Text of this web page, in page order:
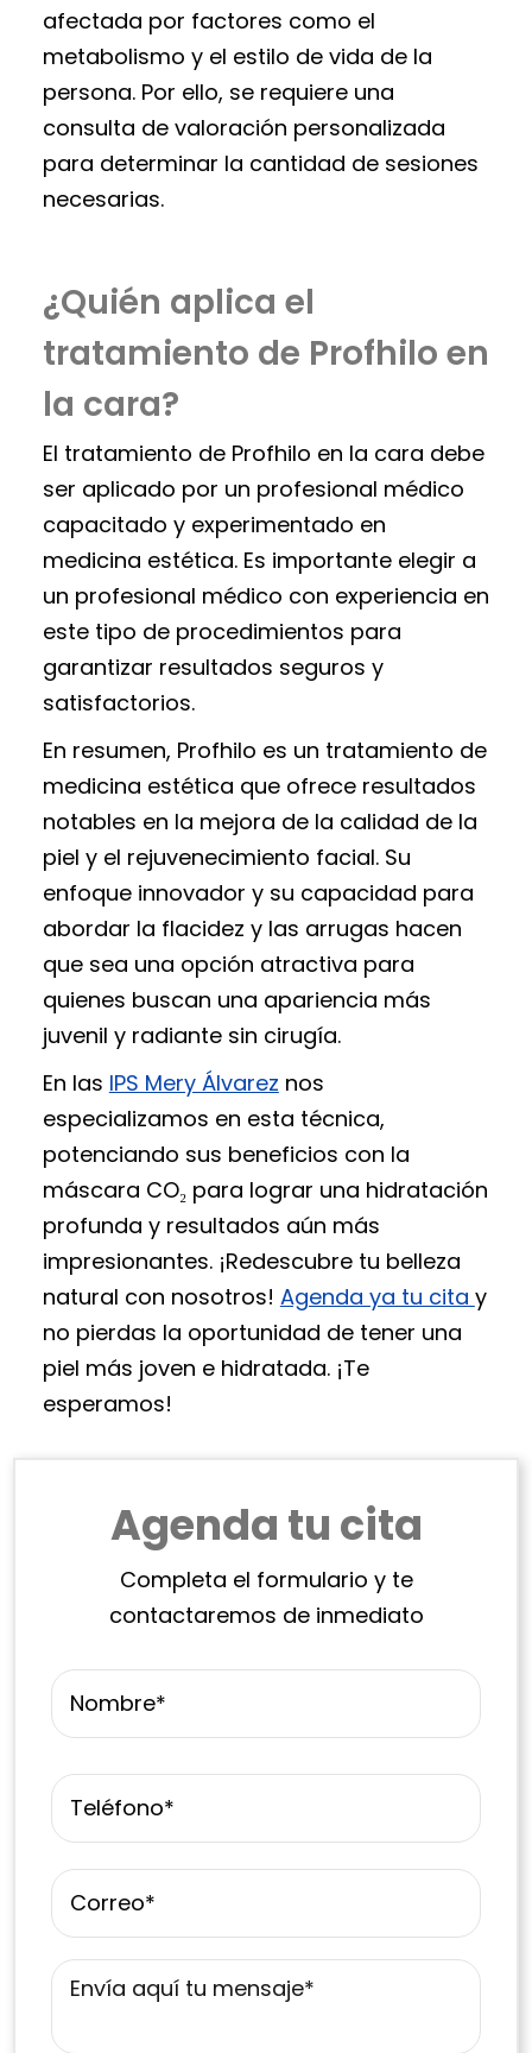
afectada por factores como el
metabolismo y el estilo de vida de la
persona. Por ello, se requiere una
consulta de valoración personalizada
para determinar la cantidad de sesiones
necesarias.
¿Quién aplica el
tratamiento de Profhilo en
la cara?
El tratamiento de Profhilo en la cara debe
ser aplicado por un profesional médico
capacitado y experimentado en
medicina estética. Es importante elegir a
un profesional médico con experiencia en
este tipo de procedimientos para
garantizar resultados seguros y
satisfactorios.
En resumen, Profhilo es un tratamiento de
medicina estética que ofrece resultados
notables en la mejora de la calidad de la
piel y el rejuvenecimiento facial. Su
enfoque innovador y su capacidad para
abordar la flacidez y las arrugas hacen
que sea una opción atractiva para
quienes buscan una apariencia más
juvenil y radiante sin cirugía.
En las IPS Mery Álvarez nos
especializamos en esta técnica,
potenciando sus beneficios con la
máscara CO₂ para lograr una hidratación
profunda y resultados aún más
impresionantes. ¡Redescubre tu belleza
natural con nosotros! Agenda ya tu cita y
no pierdas la oportunidad de tener una
piel más joven e hidratada. ¡Te
esperamos!
Agenda tu cita
Completa el formulario y te
contactaremos de inmediato
Name *
Phone
Email
Mensaje